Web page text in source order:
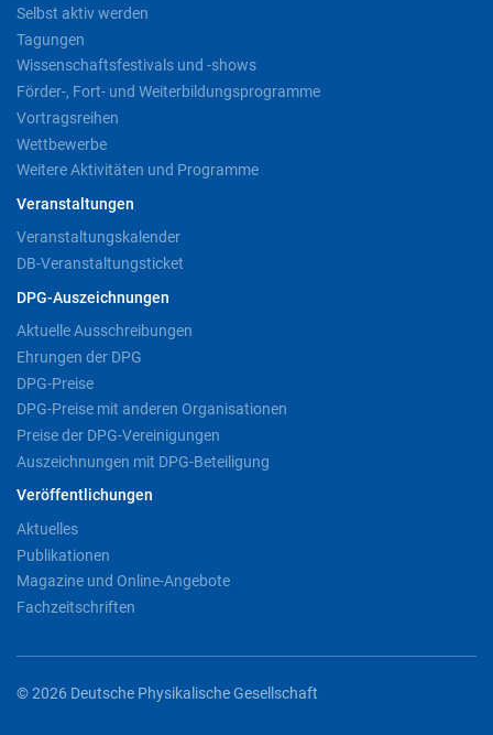
Selbst aktiv werden
Tagungen
Wissenschaftsfestivals und -shows
Förder-, Fort- und Weiterbildungsprogramme
Vortragsreihen
Wettbewerbe
Weitere Aktivitäten und Programme
Veranstaltungen
Veranstaltungskalender
DB-Veranstaltungsticket
DPG-Auszeichnungen
Aktuelle Ausschreibungen
Ehrungen der DPG
DPG-Preise
DPG-Preise mit anderen Organisationen
Preise der DPG-Vereinigungen
Auszeichnungen mit DPG-Beteiligung
Veröffentlichungen
Aktuelles
Publikationen
Magazine und Online-Angebote
Fachzeitschriften
© 2026 Deutsche Physikalische Gesellschaft